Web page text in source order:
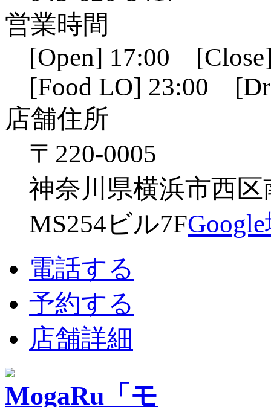
営業時間
[Open] 17:00
[Food LO] 23:00
店舗住所
〒220-0005
神奈川県横浜市西区
MS254ビル7F
電話する
予約する
店舗詳細